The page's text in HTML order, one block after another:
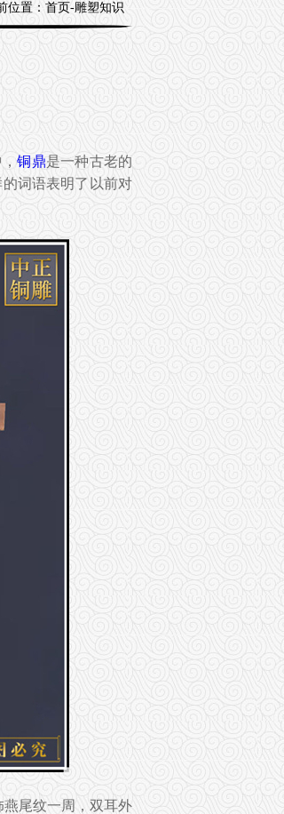
位置： 首页-雕塑知识
，铜鼎是一种古老的
词语表明了以前对
尾纹一周，双耳外